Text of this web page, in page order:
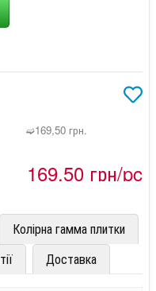
➫169,50 грн.
169,50 грн/pc
Колірна гамма плитки
Доставка